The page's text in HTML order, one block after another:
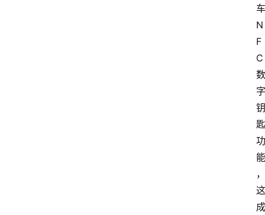
车
N
F
C
数
字
钥
匙
功
能
，
这
成